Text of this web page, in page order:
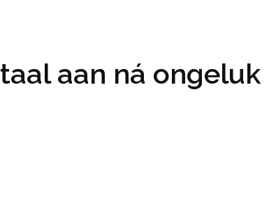
aan ná ongeluk